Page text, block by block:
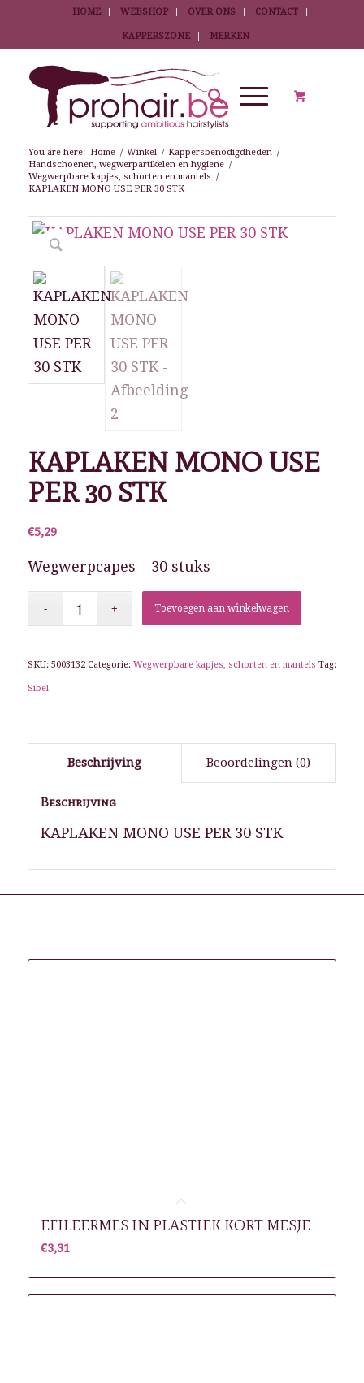
HOME WEBSHOP OVER ONS CONTACT
KAPPERSZONE MERKEN
You are here: Home / Winkel / Kappersbenodigdheden /
Handschoenen, wegwerpartikelen en hygiene /
Wegwerpbare kapjes, schorten en mantels /
KAPLAKEN MONO USE PER 30 STK
KAPLAKEN MONO USE
PER 30 STK
€5,29
Wegwerpcapes – 30 stuks
Toevoegen aan winkelwagen
SKU: 5003132 Categorie: Wegwerpbare kapjes, schorten en mantels Tag:
Sibel
Beschrijving Beoordelingen (0)
Beschrijving
KAPLAKEN MONO USE PER 30 STK
EFILEERMES IN PLASTIEK KORT MESJE
€3,31